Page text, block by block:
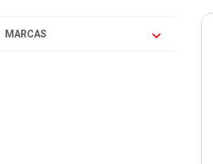
MARCAS